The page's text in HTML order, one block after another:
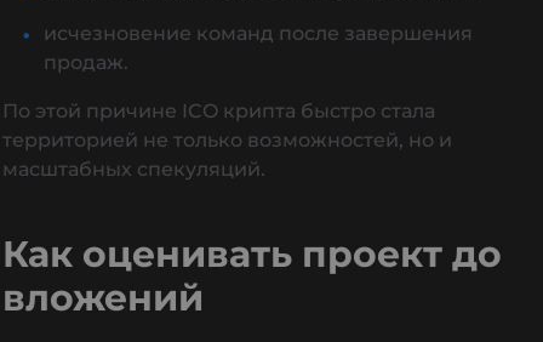
исчезновение команд после завершения
продаж.
По этой причине ICO крипта быстро стала
территорией не только возможностей, но и
масштабных спекуляций.
Как оценивать проект до
вложений